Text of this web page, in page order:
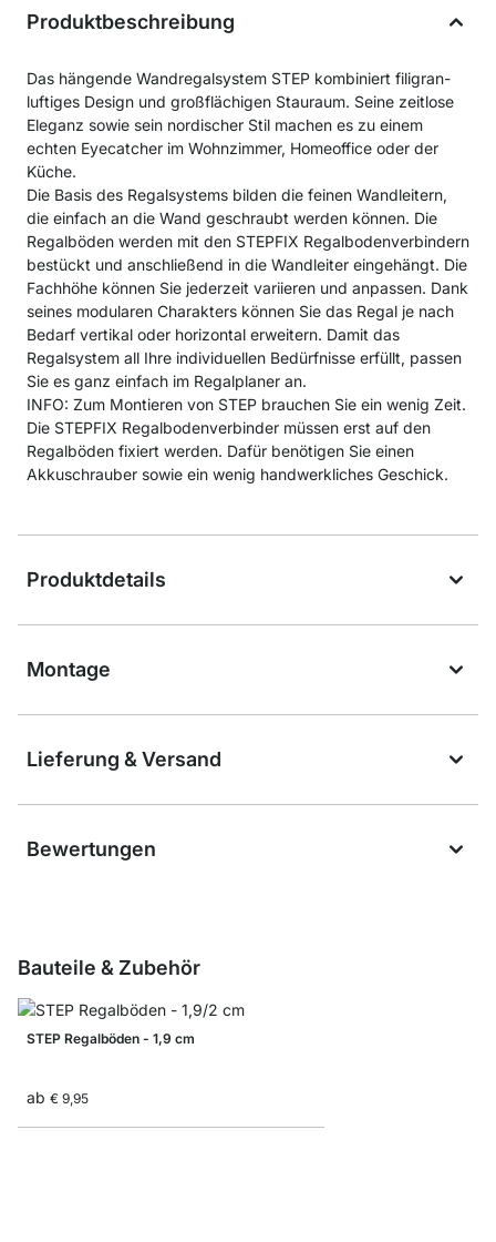
Produktbeschreibung
Das hängende Wandregalsystem STEP kombiniert filigran-
luftiges Design und großflächigen Stauraum. Seine zeitlose
Eleganz sowie sein nordischer Stil machen es zu einem
echten Eyecatcher im Wohnzimmer, Homeoffice oder der
Küche.
Die Basis des Regalsystems bilden die feinen Wandleitern,
die einfach an die Wand geschraubt werden können. Die
Regalböden werden mit den STEPFIX Regalbodenverbindern
bestückt und anschließend in die Wandleiter eingehängt. Die
Fachhöhe können Sie jederzeit variieren und anpassen. Dank
seines modularen Charakters können Sie das Regal je nach
Bedarf vertikal oder horizontal erweitern. Damit das
Regalsystem all Ihre individuellen Bedürfnisse erfüllt, passen
Sie es ganz einfach im Regalplaner an.
INFO: Zum Montieren von STEP brauchen Sie ein wenig Zeit.
Die STEPFIX Regalbodenverbinder müssen erst auf den
Regalböden fixiert werden. Dafür benötigen Sie einen
Akkuschrauber sowie ein wenig handwerkliches Geschick.
Produktdetails
Montage
Lieferung & Versand
Bewertungen
Bauteile & Zubehör
STEP Regalböden - 1,9 cm
ab € 9,95